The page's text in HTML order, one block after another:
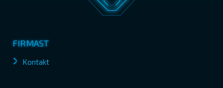
FIRMAST
Kontakt